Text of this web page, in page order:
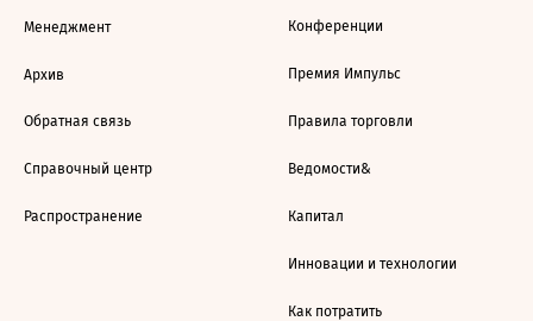
Менеджмент
Архив
Обратная связь
Справочный центр
Распространение
Конференции
Премия Импульс
Правила торговли
Ведомости&
Капитал
Инновации и технологии
Как потратить